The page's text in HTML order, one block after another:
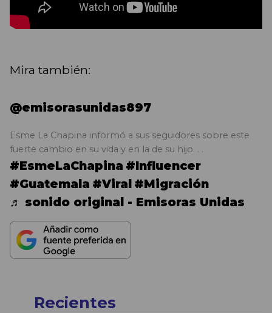
Mira también:
@emisorasunidas897
Esme La Chapina informó a sus seguidores sobre este
fuerte cambio en su vida y en la de su hijo. . .
#EsmeLaChapina #Influencer
#Guatemala #Viral #Migración
♬ sonido original - Emisoras Unidas
Recientes